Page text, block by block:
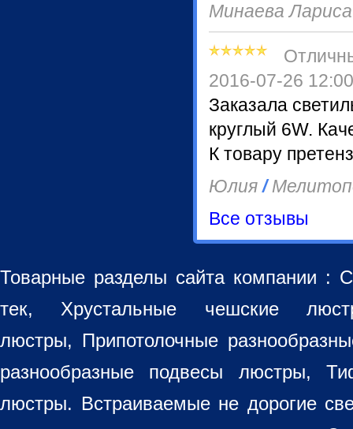
Минаева
2016-07-26 12:00
Заказала
круглый 6W.
К товару
Юлия/
Все отзывы
Товарные разделы сайта компании :
тек, Хрустальные чешские
люстры, Припотолочные
разнообразные подвесы люстры,
люстры. Встраиваемые не дорогие